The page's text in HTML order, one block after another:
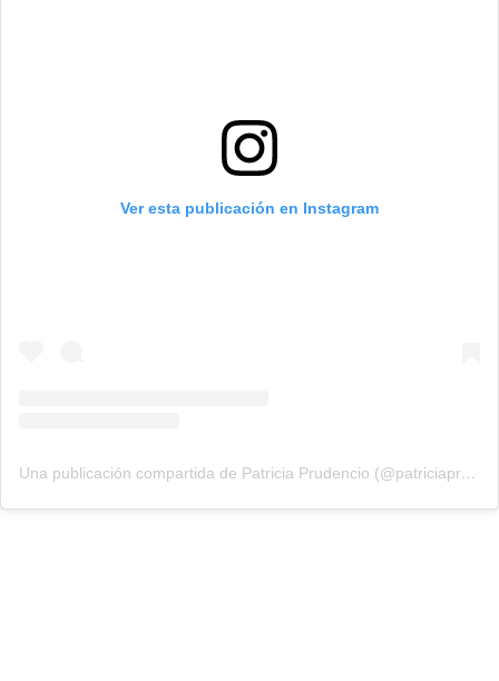
Ver esta publicación en Instagram
Una publicación compartida de Patricia Prudencio (@patriciaprudencio98)